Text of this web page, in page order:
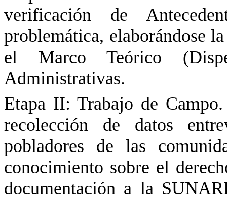
verificación de
problemática, elaborándose
el Marco Teórico
Administrativas.
Etapa II: Trabajo de
recolección de datos
pobladores de las
conocimiento sobre el
documentación a la